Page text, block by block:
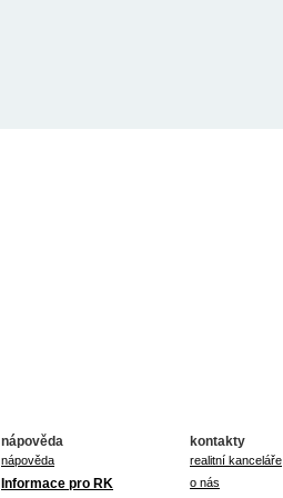
nápověda
nápověda
Informace pro RK
kontakty
realitní kanceláře
o nás